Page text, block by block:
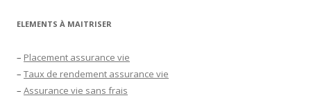
ELEMENTS À MAITRISER
– Placement assurance vie
– Taux de rendement assurance vie
– Assurance vie sans frais